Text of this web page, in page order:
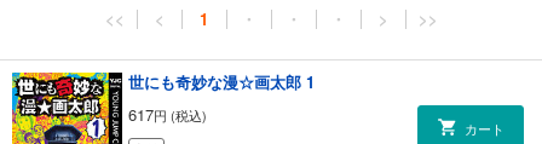
<< < 1 ・ ・ ・ > >>
世にも奇妙な漫☆画太郎 1
617円 (税込)
カート